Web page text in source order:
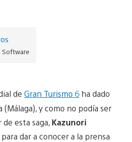
Software
de Gran Turismo 6 ha dado
y como no podía ser
esta saga, Kazunori
dar a conocer a la prensa